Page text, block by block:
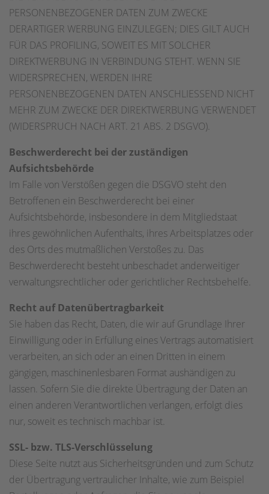
PERSONENBEZOGENER DATEN ZUM ZWECKE
DERARTIGER WERBUNG EINZULEGEN; DIES GILT AUCH
FÜR DAS PROFILING, SOWEIT ES MIT SOLCHER
DIREKTWERBUNG IN VERBINDUNG STEHT. WENN SIE
WIDERSPRECHEN, WERDEN IHRE
PERSONENBEZOGENEN DATEN ANSCHLIESSEND NICHT
MEHR ZUM ZWECKE DER DIREKTWERBUNG VERWENDET
(WIDERSPRUCH NACH ART. 21 ABS. 2 DSGVO).
Beschwerderecht bei der zuständigen
Aufsichtsbehörde
Im Falle von Verstößen gegen die DSGVO steht den
Betroffenen ein Beschwerderecht bei einer
Aufsichtsbehörde, insbesondere in dem Mitgliedstaat
ihres gewöhnlichen Aufenthalts, ihres Arbeitsplatzes oder
des Orts des mutmaßlichen Verstoßes zu. Das
Beschwerderecht besteht unbeschadet anderweitiger
verwaltungsrechtlicher oder gerichtlicher Rechtsbehelfe.
Recht auf Datenübertragbarkeit
Sie haben das Recht, Daten, die wir auf Grundlage Ihrer
Einwilligung oder in Erfüllung eines Vertrags automatisiert
verarbeiten, an sich oder an einen Dritten in einem
gängigen, maschinenlesbaren Format aushändigen zu
lassen. Sofern Sie die direkte Übertragung der Daten an
einen anderen Verantwortlichen verlangen, erfolgt dies
nur, soweit es technisch machbar ist.
SSL- bzw. TLS-Verschlüsselung
Diese Seite nutzt aus Sicherheitsgründen und zum Schutz
der Übertragung vertraulicher Inhalte, wie zum Beispiel